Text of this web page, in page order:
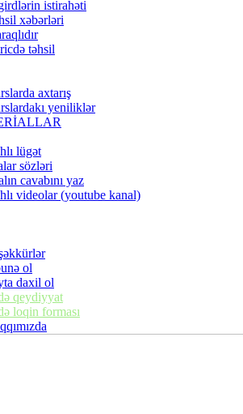
istirahəti
xəbərləri
təhsil
axtarış
yeniliklər
lügət
sözləri
cavabını yaz
videolar (youtube kanal)
ol
daxil ol
qeydiyyat
loqin forması